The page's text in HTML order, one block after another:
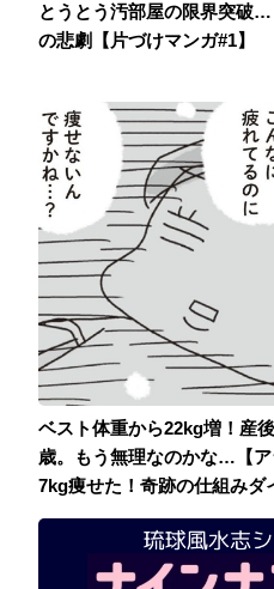
とうとう汚部屋の限界突破
の悲劇【片づけマンガ#1】
ベスト体重から22kg増！産
歳。もう無理なのかな…【
7kg痩せた！奇跡の仕組みダ